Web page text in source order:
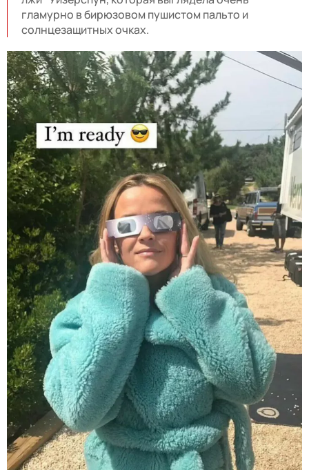
гламурно в бирюзовом пушистом пальто и
солнцезащитных очках.